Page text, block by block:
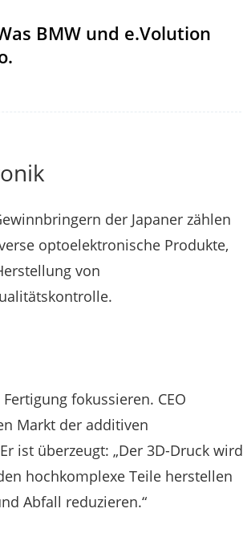
BMW und e.Volution
der Japaner zählen
optoelektronische Produkte,
von
fokussieren. CEO
Markt der additiven
ist überzeugt: „Der 3D-Druck wird
hochkomplexe Teile herstellen
Abfall reduzieren.“